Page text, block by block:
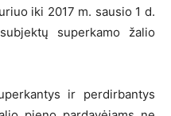
iki 2017 m. sausio 1 d.
superkamo žalio
ir perdirbantys